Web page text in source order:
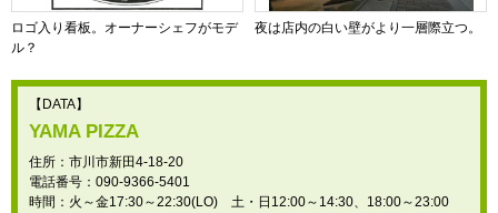
ロゴ入り看板。オーナーシェフがモデ
ル？
夜は店内の白い壁がより一層際立つ。
【DATA】
YAMA PIZZA
住所：市川市新田4-18-20
電話番号：090-9366-5401
時間：火～金17:30～22:30(LO) 土・日12:00～14:30、18:00～23:00